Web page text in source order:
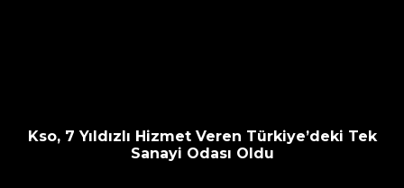
Kso, 7 Yıldızlı Hizmet Veren Türkiye’deki Tek
Sanayi Odası Oldu